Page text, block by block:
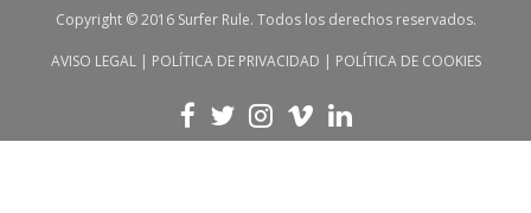
Copyright © 2016 Surfer Rule. Todos los derechos reservados.
AVISO LEGAL| POLÍTICA DE PRIVACIDAD | POLÍTICA DE COOKIES